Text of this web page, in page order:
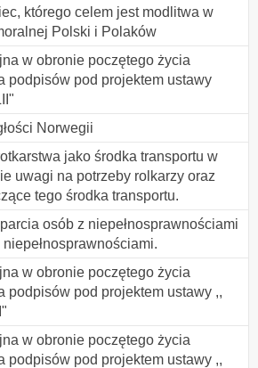
którego celem jest modlitwa w
Polski i Polaków
w obronie poczętego życia
podpisów pod projektem ustawy
Norwegii
jako środka transportu w
uwagi na potrzeby rolkarzy oraz
tego środka transportu.
osób z niepełnosprawnościami
w obronie poczętego życia
podpisów pod projektem ustawy ,,
w obronie poczętego życia
podpisów pod projektem ustawy ,,